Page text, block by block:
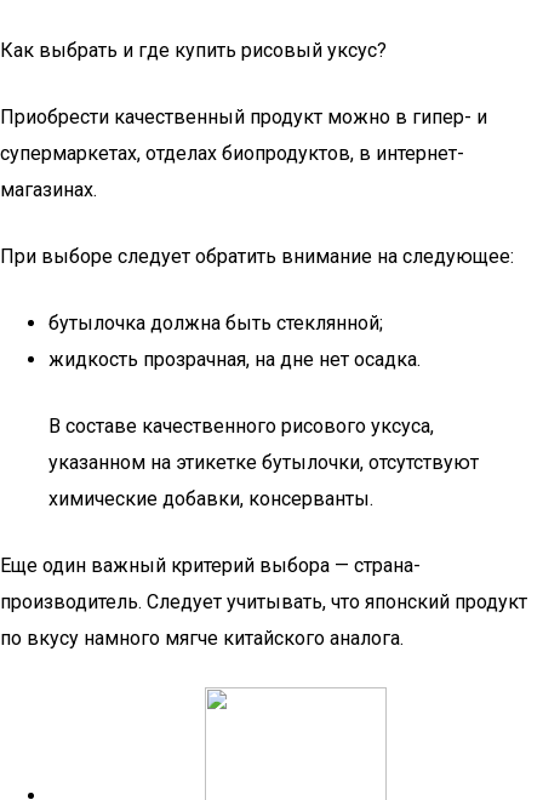
Как выбрать и где купить рисовый уксус?
Приобрести качественный продукт можно в гипер- и
супермаркетах, отделах биопродуктов, в интернет-
магазинах.
При выборе следует обратить внимание на следующее:
бутылочка должна быть стеклянной;
жидкость прозрачная, на дне нет осадка.
В составе качественного рисового уксуса,
указанном на этикетке бутылочки, отсутствуют
химические добавки, консерванты.
Еще один важный критерий выбора — страна-
производитель. Следует учитывать, что японский продукт
по вкусу намного мягче китайского аналога.